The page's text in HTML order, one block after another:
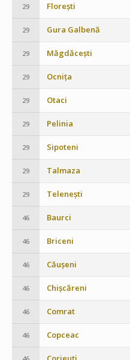
29 Florești
29 Gura Galbenă
29 Măgdăcești
29 Ocnița
29 Otaci
29 Pelinia
29 Sipoteni
29 Talmaza
29 Telenești
46 Baurci
46 Briceni
46 Căușeni
46 Chișcăreni
46 Comrat
46 Copceac